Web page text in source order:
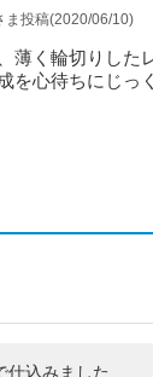
ま投稿(2020/06/10)
薄く輪切りした
を心待ちにじっ
仕込みました